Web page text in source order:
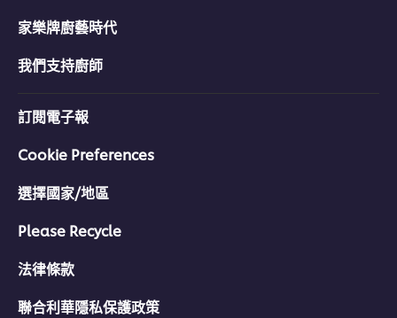
家樂牌廚藝時代
我們支持廚師
訂閱電子報
Cookie Preferences
選擇國家/地區
Please Recycle
法律條款
聯合利華隱私保護政策